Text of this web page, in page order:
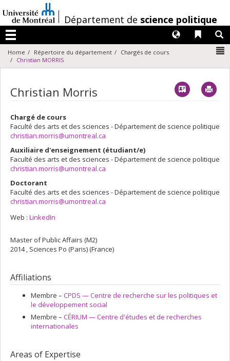
au
contenu
/Département de science politique
Menu
Liens
Langues
Home Répertoire du département
Chargés de cours
Christian MORRIS
Christian Morris Vcard
Chargé de cours
Faculté des arts et des sciences - Département de science politique
christian.morris@umontreal.ca
Auxiliaire d'enseignement (étudiant/e)
Faculté des arts et des sciences - Département de science politique
christian.morris@umontreal.ca
Doctorant
Faculté des arts et des sciences - Département de science politique
christian.morris@umontreal.ca
Web : LinkedIn
Master of Public Affairs (M2)
2014 , Sciences Po (Paris) (France)
Affiliations
Membre – CPDS — Centre de recherche sur les politiques et
le développement social
Membre – CÉRIUM — Centre d'études et de recherches
internationales
Areas of Expertise